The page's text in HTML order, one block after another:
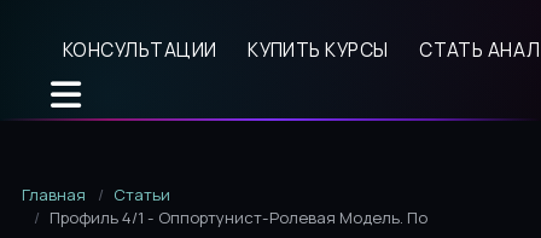
КОНСУЛЬТАЦИИ КУПИТЬ КУРСЫ СТАТЬ
Главная
Статьи
Профиль 4/1 - Оппортунист-Ролевая Модель. Полное